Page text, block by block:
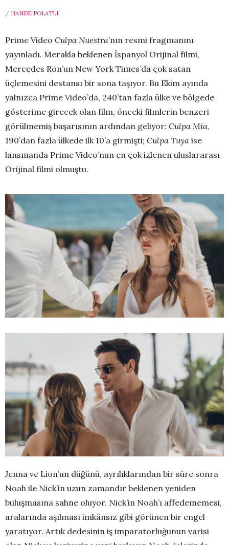
/ HANDE POLATLI
Prime Video Culpa Nuestra’nın resmi fragmanını
yayınladı. Merakla beklenen İspanyol Orijinal filmi,
Mercedes Ron’un New York Times’da çok satan
üçlemesini destansı bir sona taşıyor. Bu Ekim ayında
yalnızca Prime Video’da, 240’tan fazla ülke ve bölgede
gösterime girecek olan film, önceki filmlerin benzeri
görülmemiş başarısının ardından geliyor: Culpa Mía,
190’dan fazla ülkede ilk 10’a girmişti; Culpa Tuya ise
lansmanda Prime Video’nun en çok izlenen uluslararası
Orijinal filmi olmuştu.
Jenna ve Lion’un düğünü, ayrılıklarından bir süre sonra
Noah ile Nick’in uzun zamandır beklenen yeniden
buluşmasına sahne oluyor. Nick’in Noah’ı affedememesi,
aralarında aşılması imkânsız gibi görünen bir engel
yaratıyor. Artık dedesinin iş imparatorluğunun varisi